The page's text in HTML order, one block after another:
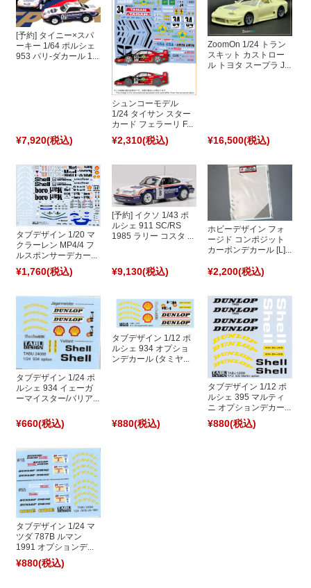
[予約] タイニー×スパ
ーキー 1/64 ポルシェ
953 パリ-ダカール 1...
¥7,920(税込)
シュンコーモデル
1/24 タイサン スター
カード フェラーリ F...
¥2,310(税込)
ZoomOn 1/24 トラン
スキット カストロー
ル トヨタ スープラ J...
¥16,500(税込)
タブデザイン 1/20 マ
クラーレン MP4/4 フ
ルスポンサーデカー...
¥1,760(税込)
[予約] イクソ 1/43 ポ
ルシェ 911 SC/RS
1985 ラリー コスタ ...
¥9,130(税込)
ホビーデザイン フォ
ージド コンポジット
カーボンデカール [L]...
¥2,200(税込)
タブデザイン 1/24 ポ
ルシェ 934 イェーガ
ーマイスター/バリア...
¥660(税込)
タブデザイン 1/12 ポ
ルシェ 934 オプショ
ンデカール (タミヤ...
¥880(税込)
タブデザイン 1/12 ポ
ルシェ 395 マルティ
ニ オプションデカー...
¥880(税込)
タブデザイン 1/24 マ
ツダ 787B ルマン
1991 オプションデ...
¥880(税込)